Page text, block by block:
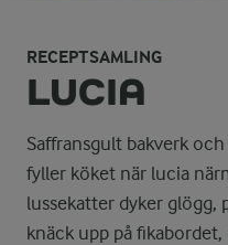
RECEPTSAMLING
LUCIA
Saffransgult bakverk
fyller köket när lucia
lussekatter dyker glögg,
knäck upp på